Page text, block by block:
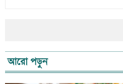
আরো পড়ুন